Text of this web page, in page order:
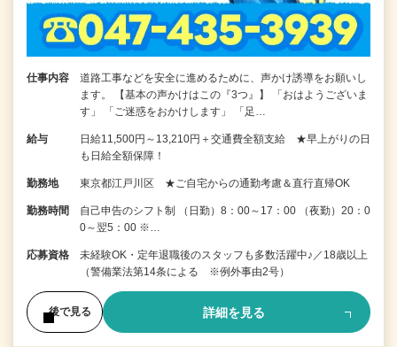
仕事内容
道路工事などを安全に進めるために、声かけ誘導をお願いし
ます。 【基本の声かけはこの『3つ』】 「おはようございま
す」 「ご迷惑をおかけします」 「足…
給与
日給11,500円～13,210円＋交通費全額支給 ★早上がりの日
も日給全額保障！
勤務地 東京都江戸川区 ★ご自宅からの通勤考慮＆直行直帰OK
勤務時間
自己申告のシフト制 （日勤）8：00～17：00 （夜勤）20：0
0～翌5：00 ※…
応募資格
未経験OK・定年退職後のスタッフも多数活躍中♪／18歳以上
（警備業法第14条による ※例外事由2号）
後で見る 詳細を見る